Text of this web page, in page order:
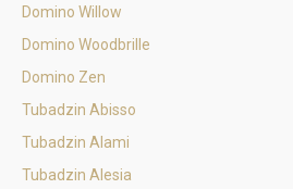
Domino Willow
Domino Woodbrille
Domino Zen
Tubadzin Abisso
Tubadzin Alami
Tubadzin Alesia